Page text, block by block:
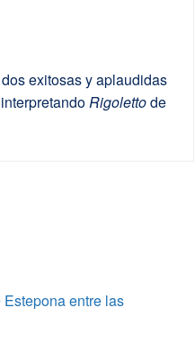
exitosas y aplaudidas
Rigolettode
entre las